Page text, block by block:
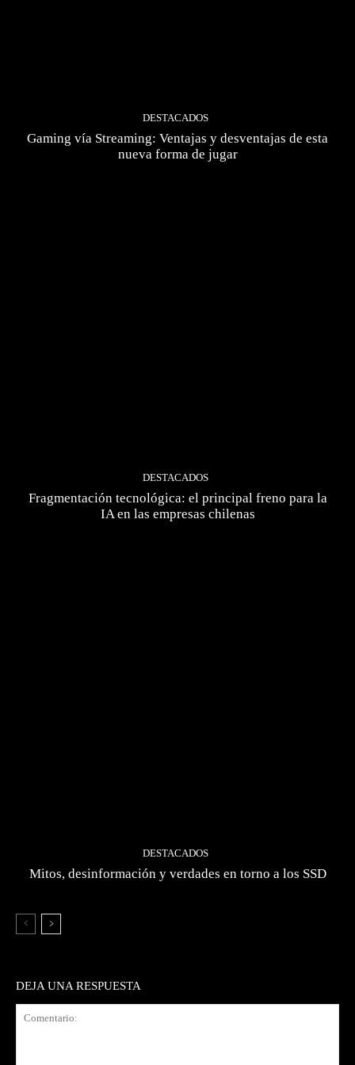
DESTACADOS
Gaming vía Streaming: Ventajas y desventajas de esta
nueva forma de jugar
DESTACADOS
Fragmentación tecnológica: el principal freno para la
IA en las empresas chilenas
DESTACADOS
Mitos, desinformación y verdades en torno a los SSD
DEJA UNA RESPUESTA